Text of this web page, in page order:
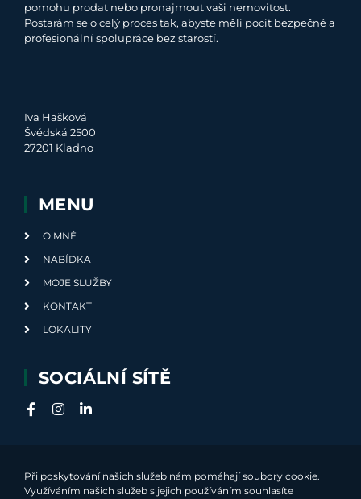
pomohu prodat nebo pronajmout vaši nemovitost.
Postarám se o celý proces tak, abyste měli pocit bezpečné a
profesionální spolupráce bez starostí.
Iva Hašková
Švédská 2500
27201 Kladno
MENU
O MNĚ
NABÍDKA
MOJE SLUŽBY
KONTAKT
LOKALITY
SOCIÁLNÍ SÍTĚ
Při poskytování našich služeb nám pomáhají soubory cookie.
Využíváním našich služeb s jejich používáním souhlasíte